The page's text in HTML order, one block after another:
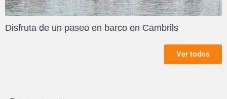
Disfruta de un paseo en barco en Cambrils
Ver todos